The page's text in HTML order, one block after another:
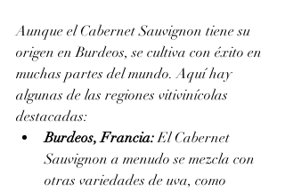
Aunque el Cabernet Sauvignon tiene su
origen en Burdeos, se cultiva con éxito en
muchas partes del mundo. Aquí hay
algunas de las regiones vitivinícolas
destacadas:
Burdeos, Francia: El Cabernet
Sauvignon a menudo se mezcla con
otras variedades de uva, como